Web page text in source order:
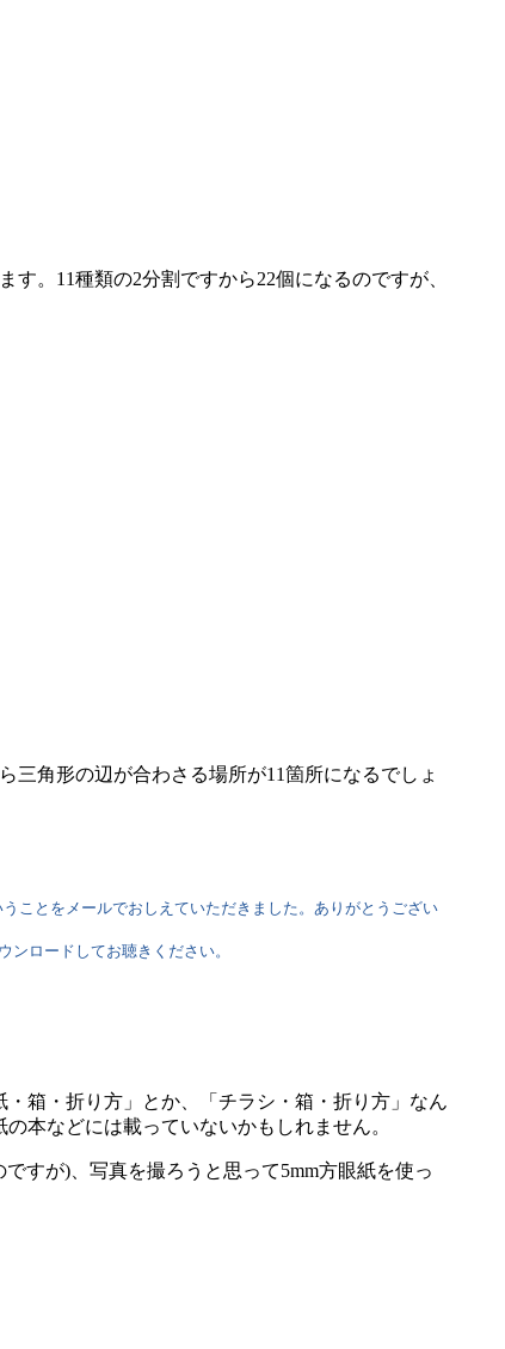
。11種類の2分割ですから22個になるのですが、
角形の辺が合わさる場所が11箇所になるでしょ
ことをメールでおしえていただきました。ありがとうござい
ンロードしてお聴きください。
箱・折り方」とか、「チラシ・箱・折り方」なん
本などには載っていないかもしれません。
すが)、写真を撮ろうと思って5mm方眼紙を使っ